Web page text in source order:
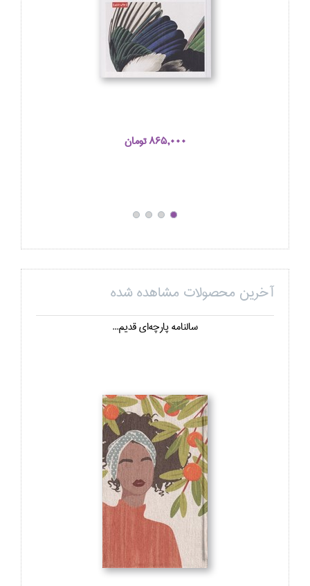
865,000 تومان
آخرین محصولات مشاهده شده
سالنامه پارچه‌اي قديم...